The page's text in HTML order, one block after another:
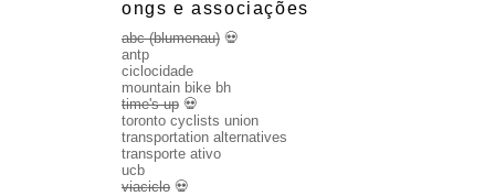
ongs e associações
abc (blumenau) 💀
antp
ciclocidade
mountain bike bh
time's up 💀
toronto cyclists union
transportation alternatives
transporte ativo
ucb
viaciclo 💀